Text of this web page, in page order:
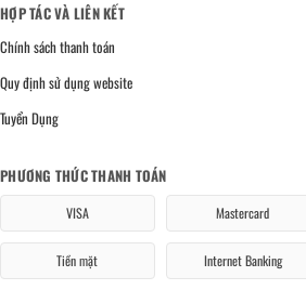
HỢP TÁC VÀ LIÊN KẾT
Chính sách thanh toán
Quy định sử dụng website
Tuyển Dụng
PHƯƠNG THỨC THANH TOÁN
VISA Mastercard
Tiền mặt Internet Banking